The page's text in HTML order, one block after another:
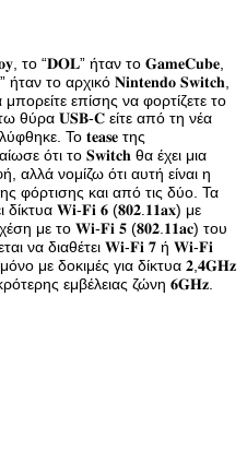
το “𝐃𝐎𝐋” ήταν το 𝐆𝐚𝐦𝐞𝐂𝐮𝐛𝐞,
το αρχικό 𝐍𝐢𝐧𝐭𝐞𝐧𝐝𝐨 𝐒𝐰𝐢𝐭𝐜𝐡,
επίσης να φορτίζετε το
θύρα 𝐔𝐒𝐁-𝐂 είτε από τη νέα
Το 𝐭𝐞𝐚𝐬𝐞 της
ότι το 𝐒𝐰𝐢𝐭𝐜𝐡 θα έχει μια
νομίζω ότι αυτή είναι η
φόρτισης και από τις δύο. Τα
δίκτυα 𝐖𝐢-𝐅𝐢 𝟔 (𝟖𝟎𝟐.𝟏𝟏𝐚𝐱) με
με το 𝐖𝐢-𝐅𝐢 𝟓 (𝟖𝟎𝟐.𝟏𝟏𝐚𝐜) του
να διαθέτει 𝐖𝐢-𝐅𝐢 𝟕 ή 𝐖𝐢-𝐅𝐢
με δοκιμές για δίκτυα 𝟐,𝟒𝐆𝐇𝐳
εμβέλειας ζώνη 𝟔𝐆𝐇𝐳.